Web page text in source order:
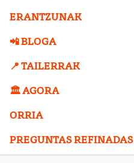
ERANTZUNAK
📲 BLOGA
📍 TAILERRAK
🏛️ AGORA
ORRIA
PREGUNTAS REFINADAS